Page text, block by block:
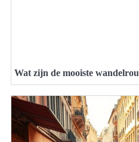
Wat zijn de mooiste